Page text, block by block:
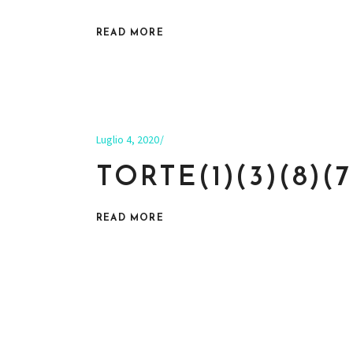
READ MORE
Luglio 4, 2020
READ MORE